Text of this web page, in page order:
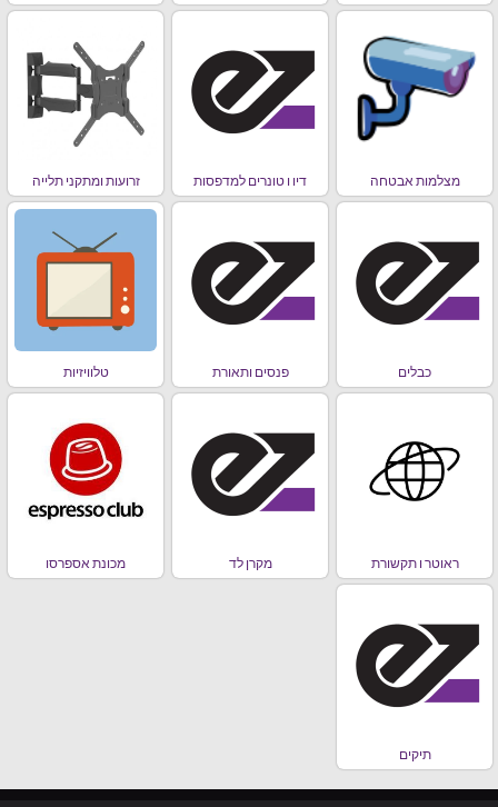
מצלמות אבטחה דיו ו טונרים למדפסות זרועות ומתקני תלייה
כבלים פנסים ותאורת טלוויזיות
ראוטר ו תקשורת מקרן לד מכונת אספרסו
תיקים